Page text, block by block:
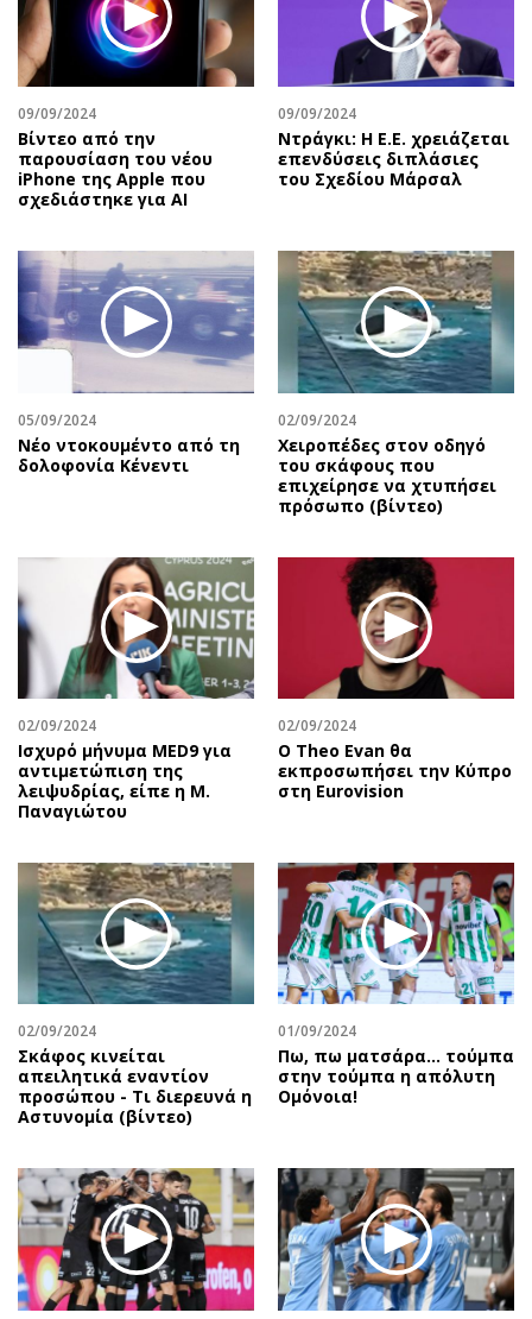
Επιχειρήσεις
Αγορές
Money Review
AstroBank Properties
Trends
Ενέργεια
Περιβάλλον
Ελλάδα
Κόσμος
Παράξενα
Πολιτισμός
Σινεμά
Θέατρο-Χορός
Χειρόγραφα
Αναδρομές
Πρόσωπα
Περιβάλλον
Good Life
Γυναίκα
Ταξίδια
Συνταγές
Έξοδος
Media
Εκπομπές
Wine routes
Podcasts
Uncut
Προσωπικότητες στην ''Κ''
Επιστολές
09/09/2024
Bίντεο από την
παρουσίαση του νέου
iPhone της Apple που
σχεδιάστηκε για AI
09/09/2024
Ντράγκι: Η Ε.Ε. χρειάζεται
επενδύσεις διπλάσιες
του Σχεδίου Μάρσαλ
05/09/2024
Nέο ντοκουμέντο από τη
δολοφονία Κένεντι
02/09/2024
Χειροπέδες στον οδηγό
του σκάφους που
επιχείρησε να χτυπήσει
πρόσωπο (βίντεο)
02/09/2024
Ισχυρό μήνυμα MED9 για
αντιμετώπιση της
λειψυδρίας, είπε η Μ.
Παναγιώτου
02/09/2024
Ο Theo Evan θα
εκπροσωπήσει την Κύπρο
στη Eurovision
02/09/2024
Σκάφος κινείται
απειλητικά εναντίον
προσώπου - Τι διερευνά η
Αστυνομία (βίντεο)
01/09/2024
Πω, πω ματσάρα... τούμπα
στην τούμπα η απόλυτη
Ομόνοια!